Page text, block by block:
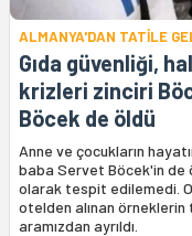
ALMANYA'DAN TATİLE
Gıda güvenliği,
krizleri zinciri
Böcek de öldü
Anne ve çocukların
baba Servet Böcek'in de
olarak tespit edilemedi.
otelden alınan örneklerin
aramızdan ayrıldı.